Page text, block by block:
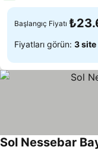
Başlangıç Fiyatı
Fiyatları görün: 3 site
Sol Nessebar